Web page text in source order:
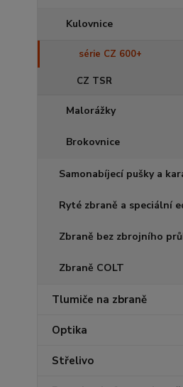
Kulovnice
série CZ 600+
CZ TSR
Malorážky
Brokovnice
Samonabíjecí pušky a
Ryté zbraně a speciální
Zbraně bez zbrojního
Zbraně COLT
Tlumiče na zbraně
Optika
Střelivo